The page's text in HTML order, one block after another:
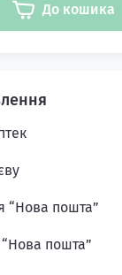
До кошика
“Нова пошта”
пошта”